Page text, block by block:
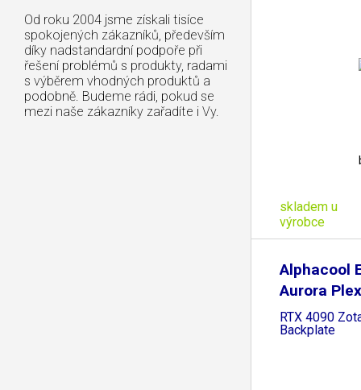
Od roku 2004 jsme získali tisíce
spokojených zákazníků, především
díky nadstandardní podpoře při
řešení problémů s produkty, radami
s výběrem vhodných produktů a
podobně. Budeme rádi, pokud se
mezi naše zákazníky zařadíte i Vy.
skladem u
výrobce
Alphacool
Aurora
RTX 4090
Backplate